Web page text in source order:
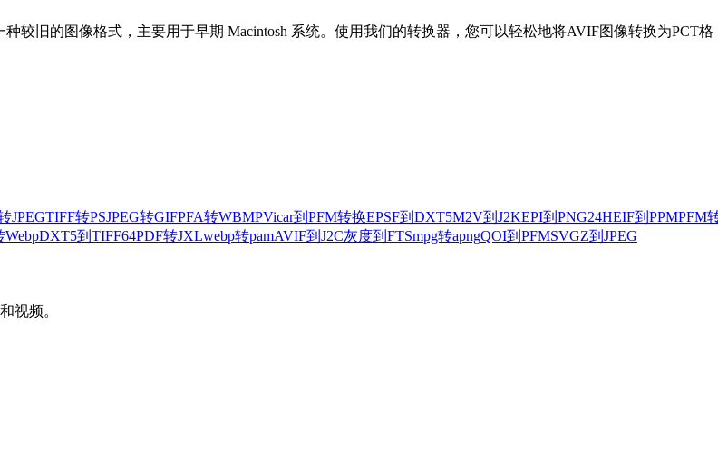
较旧的图像格式，主要用于早期 Macintosh 系统。使用我们的转换器，您可以轻松地将AVIF图像转换为PCT格
JPEGTIFF转PSJPEG转GIFPFA转WBMPVicar到PFM转换EPSF到DXT5M2V到J2KEPI到PNG24HEIF到PPMPFM
WebpDXT5到TIFF64PDF转JXLwebp转pamAVIF到J2C灰度到FTSmpg转apngQOI到PFMSVGZ到JPEG
视频。